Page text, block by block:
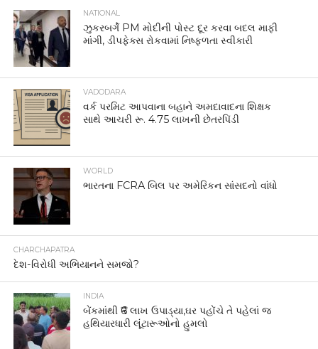
NATIONAL
ઝુકરબર્ગે PM મોદીની પોસ્ટ દૂર કરવા બદલ માફી
માંગી, ડીપફેક્સ રોકવામાં નિષ્ફળતા સ્વીકારી
VADODARA
વર્ક પરમિટ આપવાના બહાને અમદાવાદના શિક્ષક
સાથે આચરી રૂ. 4.75 લાખની છેતરપિંડી
WORLD
ભારતના FCRA બિલ પર અમેરિકન સાંસદનો વાંધો
CHARCHAPATRA
દેશ-વિરોધી અભિયાનને સમજો?
INDIA
બેંકમાંથી ₹6 લાખ ઉપાડ્યા,ઘર પહોંચે તે પહેલાં જ
હથિયારધારી લૂંટારૂઓનો હુમલો